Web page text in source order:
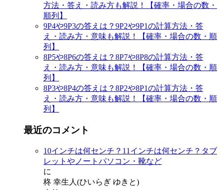
方法・答え・読み方も解説！【確率・場合の数・
順列】
9P4や9P3の答えは？9P2や9P1の計算方法・答
え・読み方・意味も解説！【確率・場合の数・順
列】
8P5や8P6の答えは？8P7や8P8の計算方法・答
え・読み方・意味も解説！【確率・場合の数・順
列】
8P3や8P4の答えは？8P2や8P1の計算方法・答
え・読み方・意味も解説！【確率・場合の数・順
列】
最近のコメント
10インチは何センチ？11インチは何センチ？タブ
レットやノートパソコン・靴など
に
柊 幸生人(ひいらぎ ゆきと)